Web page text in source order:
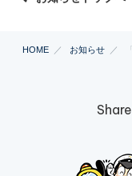
HOME お知らせ
Share